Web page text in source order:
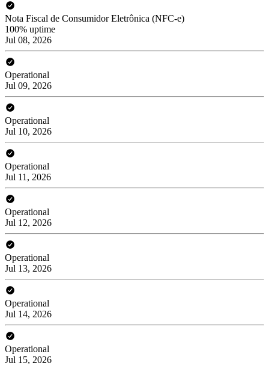
Nota Fiscal de Consumidor Eletrônica (NFC-e)
100% uptime
Jul 08, 2026
Operational
Jul 09, 2026
Operational
Jul 10, 2026
Operational
Jul 11, 2026
Operational
Jul 12, 2026
Operational
Jul 13, 2026
Operational
Jul 14, 2026
Operational
Jul 15, 2026